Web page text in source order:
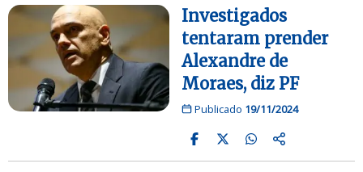
Investigados
tentaram prender
Alexandre de
Moraes, diz PF
Publicado 19/11/2024